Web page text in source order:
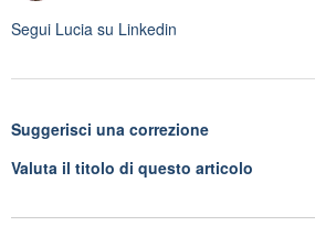
Segui Lucia su Linkedin
Suggerisci una correzione
Valuta il titolo di questo articolo